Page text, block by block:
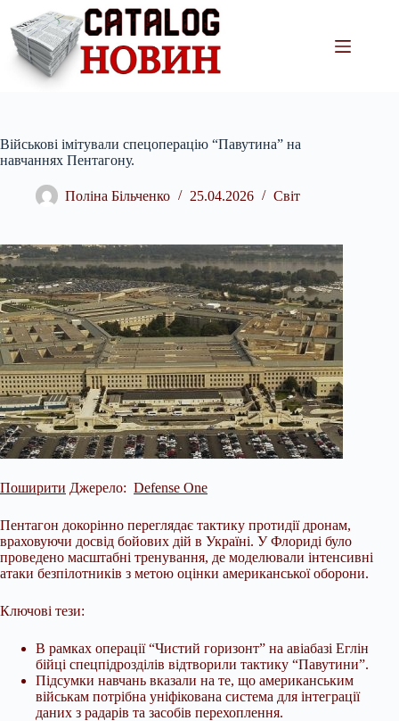
вмісту
Військові імітували спецоперацію “Павутина” на
навчаннях Пентагону.
Поліна Більченко 25.04.2026 Світ
Поширити Джерело: Defense One
Пентагон докорінно переглядає тактику протидії дронам,
враховуючи досвід бойових дій в Україні. У Флориді було
проведено масштабні тренування, де моделювали інтенсивні
атаки безпілотників з метою оцінки американської оборони.
Ключові тези:
В рамках операції “Чистий горизонт” на авіабазі Еглін
бійці спецпідрозділів відтворили тактику “Павутини”.
Підсумки навчань вказали на те, що американським
військам потрібна уніфікована система для інтеграції
даних з радарів та засобів перехоплення.